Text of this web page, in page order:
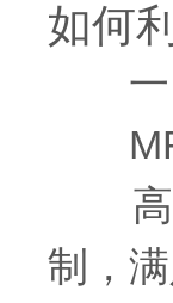
如何
一
MR-
高精
制，